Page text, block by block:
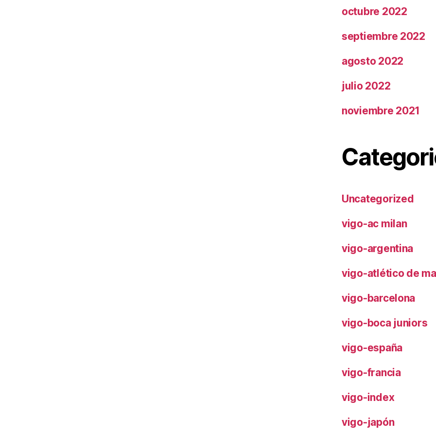
octubre 2022
septiembre 2022
agosto 2022
julio 2022
noviembre 2021
Uncategorized
vigo-ac milan
vigo-argentina
vigo-atlético de
vigo-barcelona
vigo-boca juniors
vigo-españa
vigo-francia
vigo-index
vigo-japón